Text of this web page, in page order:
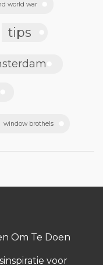
world war
tips
window brothels
Om Te Doen
voor